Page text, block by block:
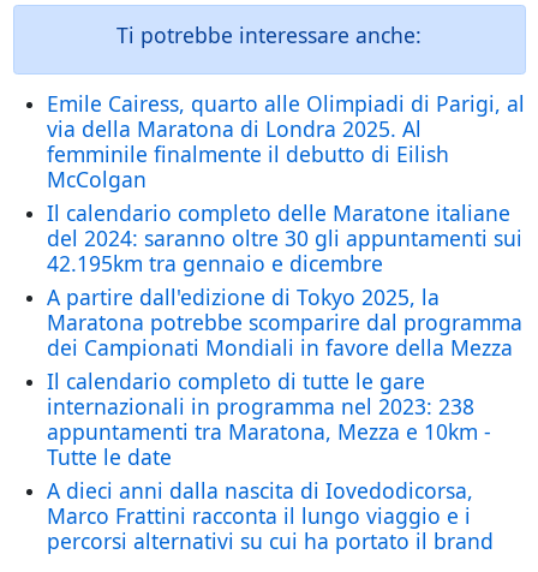
Ti potrebbe interessare anche:
Emile Cairess, quarto alle Olimpiadi di Parigi, al
via della Maratona di Londra 2025. Al
femminile finalmente il debutto di Eilish
McColgan
Il calendario completo delle Maratone italiane
del 2024: saranno oltre 30 gli appuntamenti sui
42.195km tra gennaio e dicembre
A partire dall'edizione di Tokyo 2025, la
Maratona potrebbe scomparire dal programma
dei Campionati Mondiali in favore della Mezza
Il calendario completo di tutte le gare
internazionali in programma nel 2023: 238
appuntamenti tra Maratona, Mezza e 10km -
Tutte le date
A dieci anni dalla nascita di Iovedodicorsa,
Marco Frattini racconta il lungo viaggio e i
percorsi alternativi su cui ha portato il brand